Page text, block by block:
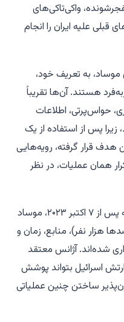
واکی‌تاکی‌های
قبلی علیه ایران را انجام
به تعریف خود،
هستند. آن‌ها تقریباً
حواس‌پرتی، اطلاعات
پس از استفاده از یک
قرار گرفته، رویه‌هایی
همان عملیات، در نظر
سومین دلیل لغو عملیات این بود که پس از ۷ اکتبر ۲۰۲۳، موساد
هزار نفر)، منابع، زمان و
شده‌اند. آژانس معتقد
اسرائیل بتواند پوشش
ساختن چنین عملیاتی